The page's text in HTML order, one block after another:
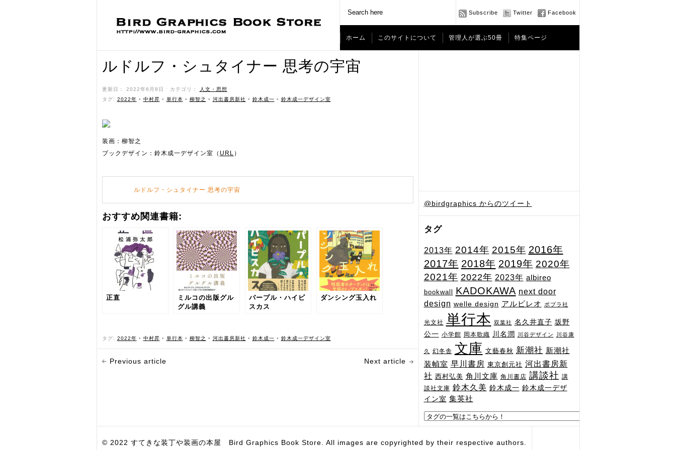
Subscribe Twitter Facebook
ホーム このサイトについて 管理人が選ぶ50冊 特集ページ
@birdgraphics からのツイート
タグ
2013年 2014年 2015年 2016年
2017年 2018年 2019年 2020年
2021年 2022年 2023年 albireo
bookwall KADOKAWA next door
design welle design アルビレオ ポプラ社
光文社 単行本 双葉社 名久井直子 坂野
公一 小学館 岡本歌織 川名潤 川谷デザイン 川谷康
久 幻冬舎 文庫 文藝春秋 新潮社 新潮社
装幀室 早川書房 東京創元社 河出書房新
社 西村弘美 角川文庫 角川書店 講談社 講
談社文庫 鈴木久美 鈴木成一 鈴木成一デザ
イン室 集英社
ルドルフ・シュタイナー 思考の宇宙
更新日： 2022年6月8日 ˑ カテゴリ： 人文・思想
ˑ
タグ: 2022年 • 中村昇 • 単行本 • 柳智之 • 河出書房新社 • 鈴木成一 • 鈴木成一デザイン室
装画：柳智之
ブックデザイン：鈴木成一デザイン室（ URL ）
ルドルフ・シュタイナー 思考の宇宙
おすすめ関連書籍:
正直
ミルコの出版グル
グル講義
パープル・ハイビ
スカス
ダンシング玉入れ
タグ: 2022年 • 中村昇 • 単行本 • 柳智之 • 河出書房新社 • 鈴木成一 • 鈴木成一デザイン室
Previous article Next article
© 2022 すてきな装丁や装画の本屋 Bird Graphics Book Store. All images are copyrighted by their respective authors.